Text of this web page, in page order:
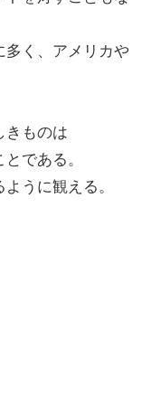
多く、アメリカや
きものは
である。
うに観える。